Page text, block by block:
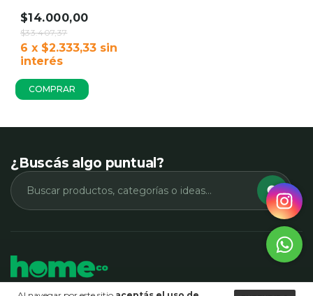
Aumento x10 |
Rotación 360°
Home Co.
$14.000,00
$33.407,37
6 x $2.333,33 sin
interés
¿Buscás algo puntual?
Muebles, decoración y revestimientos para